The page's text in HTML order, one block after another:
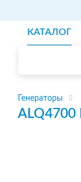
КАТАЛОГ
Генераторы
ALQ4700